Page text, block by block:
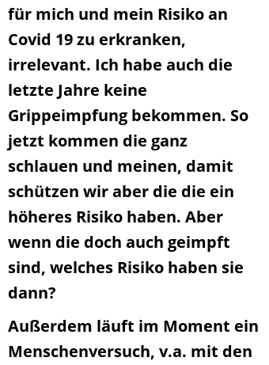
für mich und mein Risiko an
Covid 19 zu erkranken,
irrelevant. Ich habe auch die
letzte Jahre keine
Grippeimpfung bekommen. So
jetzt kommen die ganz
schlauen und meinen, damit
schützen wir aber die die ein
höheres Risiko haben. Aber
wenn die doch auch geimpft
sind, welches Risiko haben sie
dann?
Außerdem läuft im Moment ein
Menschenversuch, v.a. mit den